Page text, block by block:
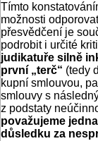
Tímto
možnosti
přesvědčení je
podrobit i určité
judikatuře silně
první „terč“ (tedy
kupní smlouvou,
smlouvy s
z podstaty
považujeme
důsledku za